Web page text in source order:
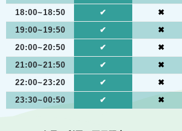
18:00~18:50
✔︎ ✖︎
19:00~19:50
✔︎ ✖︎
20:00~20:50
✔︎ ✖︎
21:00~21:50
✔︎ ✖︎
22:00~23:20
✔︎ ✖︎
23:30~00:50
✔︎ ✖︎